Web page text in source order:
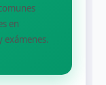
en
exámenes.